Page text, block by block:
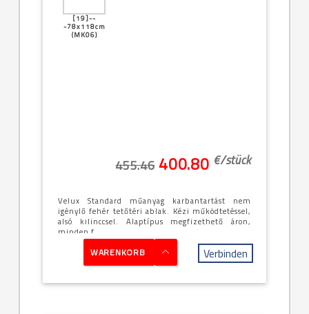
[19]--
-78x118cm
(MK06)
455.46 400.80 €/stück
Velux Standard műanyag karbantartást nem
igénylő fehér tetőtéri ablak. Kézi működtetéssel,
alsó kilinccsel. Alaptípus megfizethető áron,
minden f...
WARENKORB Verbinden